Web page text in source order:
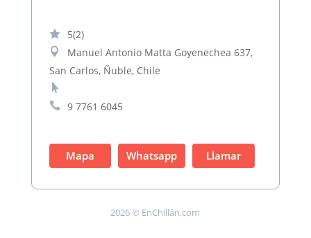
 5(2)

Manuel Antonio Matta Goyenechea 637,
San Carlos, Ñuble, Chile


9 7761 6045
Mapa Whatsapp Llamar
2026 © EnChillán.com